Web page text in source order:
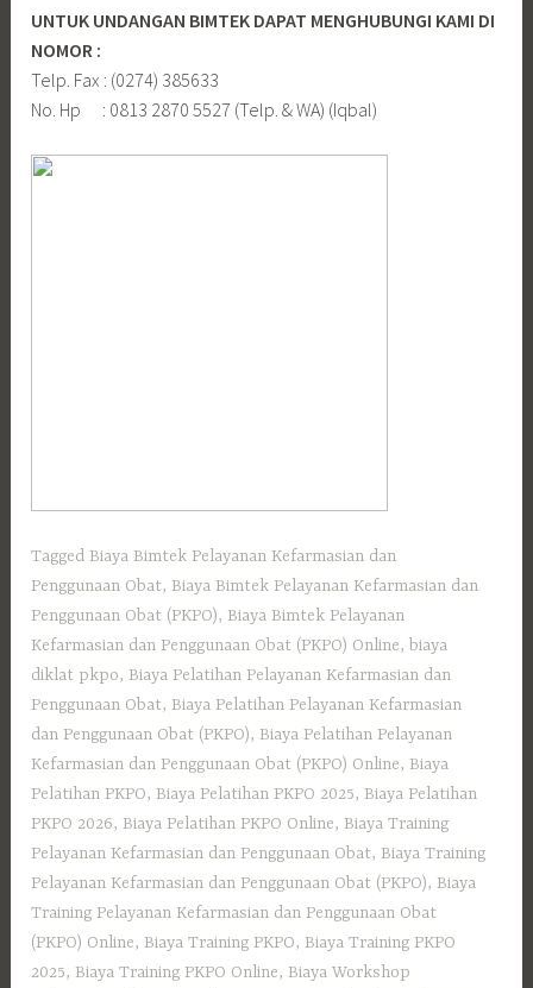
UNTUK UNDANGAN BIMTEK DAPAT MENGHUBUNGI KAMI DI
NOMOR :
Telp. Fax : (0274) 385633
No. Hp : 0813 2870 5527 (Telp. & WA) (Iqbal)
Tagged Biaya Bimtek Pelayanan Kefarmasian dan
Penggunaan Obat, Biaya Bimtek Pelayanan Kefarmasian dan
Penggunaan Obat (PKPO), Biaya Bimtek Pelayanan
Kefarmasian dan Penggunaan Obat (PKPO) Online, biaya
diklat pkpo, Biaya Pelatihan Pelayanan Kefarmasian dan
Penggunaan Obat, Biaya Pelatihan Pelayanan Kefarmasian
dan Penggunaan Obat (PKPO), Biaya Pelatihan Pelayanan
Kefarmasian dan Penggunaan Obat (PKPO) Online, Biaya
Pelatihan PKPO, Biaya Pelatihan PKPO 2025, Biaya Pelatihan
PKPO 2026, Biaya Pelatihan PKPO Online, Biaya Training
Pelayanan Kefarmasian dan Penggunaan Obat, Biaya Training
Pelayanan Kefarmasian dan Penggunaan Obat (PKPO), Biaya
Training Pelayanan Kefarmasian dan Penggunaan Obat
(PKPO) Online, Biaya Training PKPO, Biaya Training PKPO
2025, Biaya Training PKPO Online, Biaya Workshop